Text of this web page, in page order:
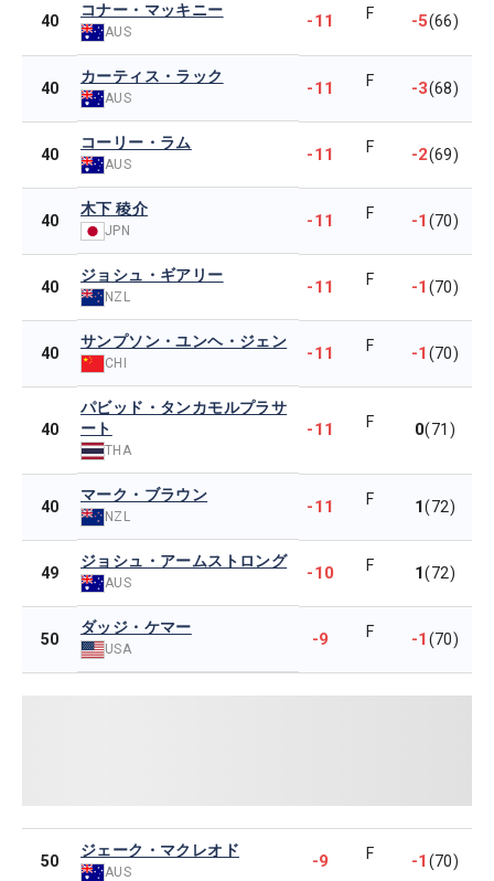
40
コナー・マッキニー
AUS
-11 F -5(66)
40
カーティス・ラック
AUS -11 F -3(68)
40
コーリー・ラム
AUS -11 F -2(69)
40
木下 稜介
JPN -11 F -1(70)
40
ジョシュ・ギアリー
NZL -11 F -1(70)
40
サンプソン・ユンヘ・ジェン
CHI -11 F -1(70)
40
パビッド・タンカモルプラサ
ート
THA
-11 F 0(71)
40
マーク・ブラウン
NZL -11 F 1(72)
49
ジョシュ・アームストロング
AUS -10 F 1(72)
50
ダッジ・ケマー
USA -9 F -1(70)
50
ジェーク・マクレオド
AUS
-9 F -1(70)